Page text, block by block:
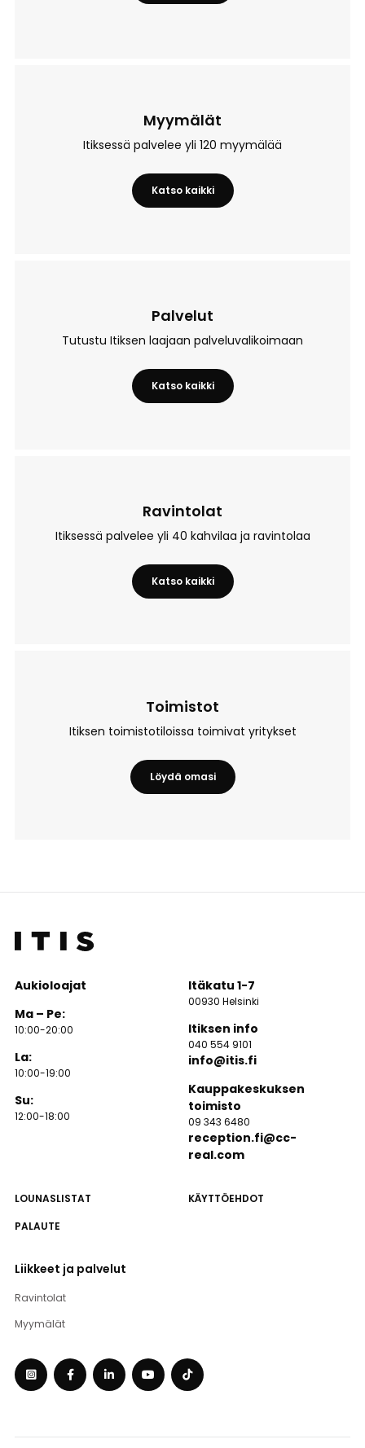
Myymälät
Itiksessä palvelee yli 120 myymälää
Katso kaikki
– Myymälät
Palvelut
Tutustu Itiksen laajaan palveluvalikoimaan
Katso kaikki
– Palvelut
Ravintolat
Itiksessä palvelee yli 40 kahvilaa ja ravintolaa
Katso kaikki
– Ravintolat
Toimistot
Itiksen toimistotiloissa toimivat yritykset
Löydä omasi
– Toimistot
LOUNASLISTAT
KÄYTTÖEHDOT
PALAUTE
Liikkeet ja palvelut
Ravintolat
Myymälät
Aukioloajat
Ma – Pe:
10:00-20:00
La:
10:00-19:00
Su:
12:00-18:00
Itäkatu 1-7
00930 Helsinki
Itiksen info
040 554 9101
info@itis.fi
Kauppakeskuksen
toimisto
09 343 6480
reception.fi@cc-
real.com